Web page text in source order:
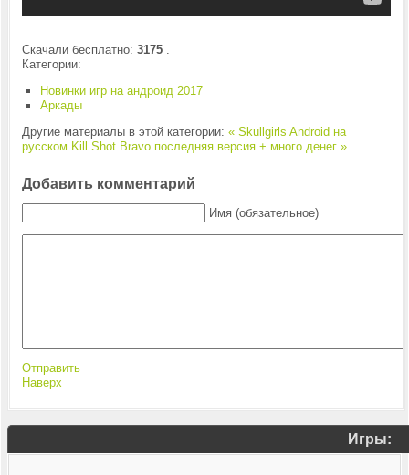
Скачали бесплатно: 3175.
Категории:
Новинки игр на андроид 2017
Аркады
Другие материалы в этой категории: « Skullgirls Android на
русском Kill Shot Bravo последняя версия + много денег »
Добавить комментарий
Имя (обязательное)
Отправить
Наверх
Игры: